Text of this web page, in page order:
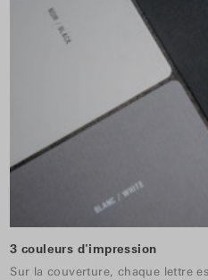
3 couleurs d'impression
Sur la couverture, chaque lettre